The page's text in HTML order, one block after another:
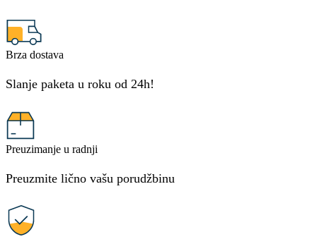
Brza dostava
Slanje paketa u roku od 24h!
Preuzimanje u radnji
Preuzmite lično vašu porudžbinu